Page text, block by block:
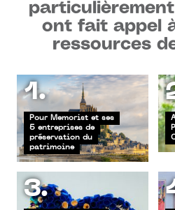
ont fait appel
ressources
1.
Pour Memorist et ses
5 entreprises de
préservation du
patrimoine
3.